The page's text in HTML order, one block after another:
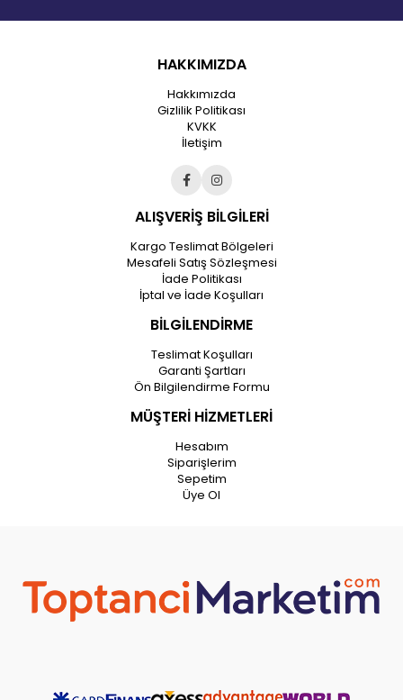
HAKKIMIZDA
Hakkımızda
Gizlilik Politikası
KVKK
İletişim
ALIŞVERİŞ BİLGİLERİ
Kargo Teslimat Bölgeleri
Mesafeli Satış Sözleşmesi
İade Politikası
İptal ve İade Koşulları
BİLGİLENDİRME
Teslimat Koşulları
Garanti Şartları
Ön Bilgilendirme Formu
MÜŞTERİ HİZMETLERİ
Hesabım
Siparişlerim
Sepetim
Üye Ol